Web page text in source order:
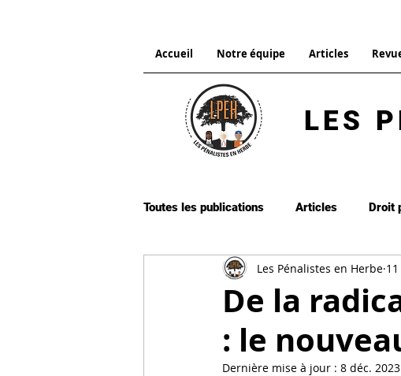
Accueil Notre équipe Articles
LES
Toutes les publications Articles Droit
Droit pénal international Droit de la
Procédure pénale Citation
De la
: le
Les Pénalistes en Herbe
Dernière mise à jour : 8 déc. 2023